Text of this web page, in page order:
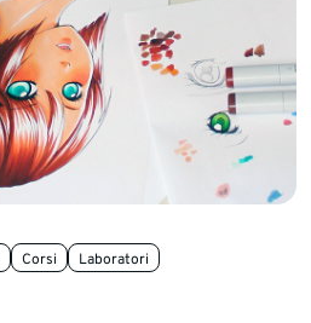
Corsi Laboratori